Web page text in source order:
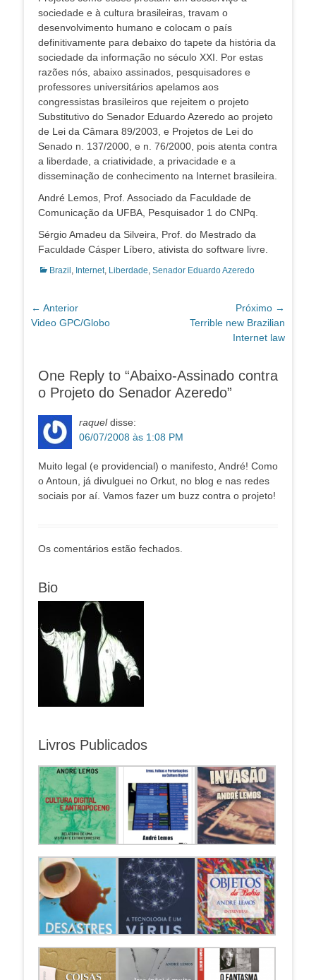
sociedade e à cultura brasileiras, travam o
desenvolvimento humano e colocam o país
definitivamente para debaixo do tapete da história da
sociedade da informação no século XXI. Por estas
razões nós, abaixo assinados, pesquisadores e
professores universitários apelamos aos
congressistas brasileiros que rejeitem o projeto
Substitutivo do Senador Eduardo Azeredo ao projeto
de Lei da Câmara 89/2003, e Projetos de Lei do
Senado n. 137/2000, e n. 76/2000, pois atenta contra
a liberdade, a criatividade, a privacidade e a
disseminação de conhecimento na Internet brasileira.
André Lemos, Prof. Associado da Faculdade de
Comunicação da UFBA, Pesquisador 1 do CNPq.
Sérgio Amadeu da Silveira, Prof. do Mestrado da
Faculdade Cásper Líbero, ativista do software livre.
Categorias:
Brazil , Internet, Liberdade, Senador Eduardo Azeredo
Navegação
de
← Anterior
Post
Video GPC/Globo
Próximo →
PróximoTerrible new Brazilian
Internet law
One Reply to “Abaixo-Assinado contra
o Projeto do Senador Azeredo”
raquel disse:
06/07/2008 às 1:08 PM
Muito legal (e providencial) o manifesto, André! Como
o Antoun, já divulguei no Orkut, no blog e nas redes
sociais por aí. Vamos fazer um buzz contra o projeto!
Os comentários estão fechados.
Bio
Livros Publicados